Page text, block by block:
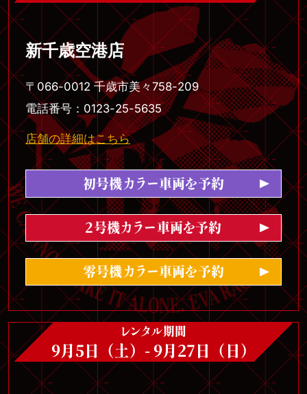
新千歳空港店
〒066-0012 千歳市美々758-209
電話番号：0123-25-5635
店舗の詳細はこちら
初号機カラー車両を予約
2号機カラー車両を予約
零号機カラー車両を予約
レンタル期間
9月5日（土）- 9月27日（日）